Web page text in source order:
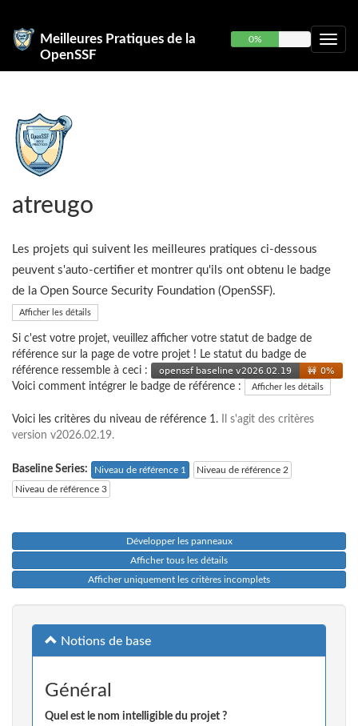
Meilleures Pratiques de la
OpenSSF
0%
atreugo
Les projets qui suivent les meilleures pratiques ci-dessous
peuvent s'auto-certifier et montrer qu'ils ont obtenu le badge
de la Open Source Security Foundation (OpenSSF).
Afficher les détails
Si c'est votre projet, veuillez afficher votre statut de badge de
référence sur la page de votre projet ! Le statut du badge de
référence ressemble à ceci :
Voici comment intégrer le badge de référence :
Afficher les détails
Voici les critères du niveau de référence 1.
Il s'agit des critères
version v2026.02.19.
Baseline Series: Niveau de référence 1
Niveau de référence 2
Niveau de référence 3
Développer les panneaux
Afficher tous les détails
Afficher uniquement les critères incomplets
Notions de base
Général
Quel est le nom intelligible du projet ?